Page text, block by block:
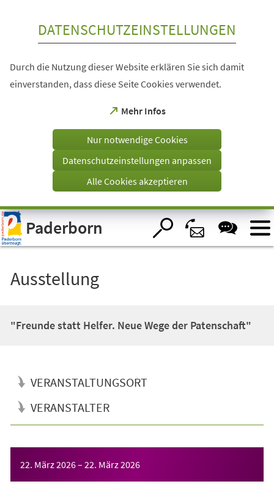
Visuelle
Assistenzsoftware
öffnen.
DATENSCHUTZEINSTELLUNGEN
Durch die Nutzung dieser Website erklären Sie sich damit
einverstanden, dass diese Seite Cookies verwendet.
Mehr Infos
(Öffnet
einem
Tab)
Nur notwendige Cookies
Datenschutzeinstellungen anpassen
Alle Cookies akzeptieren
Paderborn
Ausstellung
"Freunde statt Helfer. Neue Wege der Patenschaft"
VERANSTALTUNGSORT
VERANSTALTER
22. März 2026– 22. März 2026